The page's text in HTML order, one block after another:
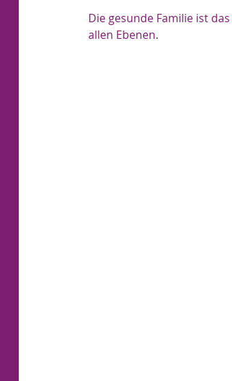
Die gesunde Familie ist
allen Ebenen.